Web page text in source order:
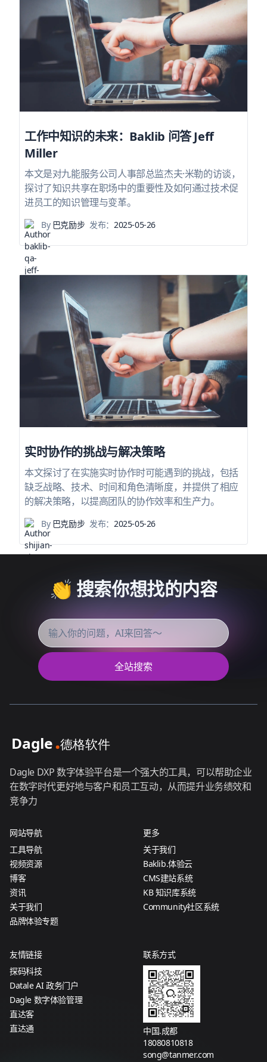
工作中知识的未来：Baklib 问答 Jeff
Miller
本文是对九能服务公司人事部总监杰夫·米勒的访谈，
探讨了知识共享在职场中的重要性及如何通过技术促
进员工的知识管理与变革。
By巴克励步 发布：2025-05-26
实时协作的挑战与解决策略
本文探讨了在实施实时协作时可能遇到的挑战，包括
缺乏战略、技术、时间和角色清晰度，并提供了相应
的解决策略，以提高团队的协作效率和生产力。
By巴克励步 发布：2025-05-26
👏 搜索你想找的内容
全站搜索
Dagle DXP 数字体验平台是一个强大的工具，可以帮助企业
在数字时代更好地与客户和员工互动，从而提升业务绩效和
竞争力
网站导航
工具导航
视频资源
博客
资讯
关于我们
品牌体验专题
更多
关于我们
Baklib.体验云
CMS建站系统
KB 知识库系统
Community社区系统
友情链接
探码科技
Datale AI 政务门户
Dagle 数字体验管理
直达客
直达通
联系方式
中国.成都
18080810818
song@tanmer.com